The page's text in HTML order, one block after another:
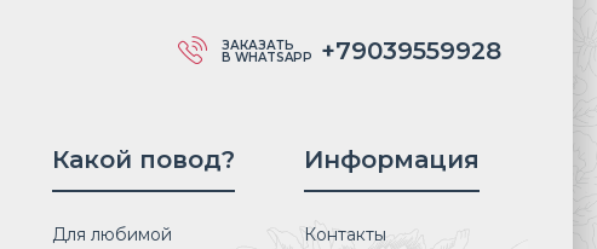
ЗАКАЗАТЬ
В WHATSAPP +79039559928
Какой повод?
Для любимой
Информация
Контакты